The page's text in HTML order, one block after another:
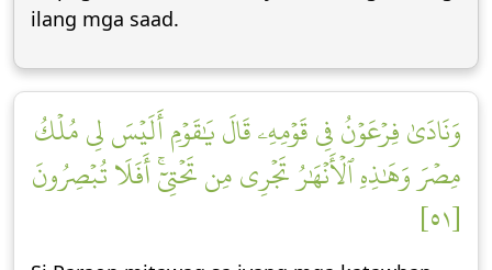
ilang mga saad.
وَنَادَىٰ فِرۡعَوۡنُ فِي قَوۡمِهِۦ قَالَ يَٰقَوۡمِ أَلَيۡسَ لِي مُلۡكُ
مِصۡرَ وَهَٰذِهِ ٱلۡأَنۡهَٰرُ تَجۡرِي مِن تَحۡتِيٓۚ أَفَلَا تُبۡصِرُونَ
[٥١]